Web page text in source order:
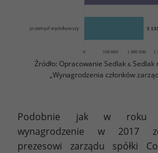
Źródło: Opracowanie Sedlak & Sedlak
„Wynagrodzenia członków
Podobnie jak w roku
wynagrodzenie w 2017
prezesowi zarządu spółki